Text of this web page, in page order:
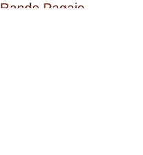
Rando Pagaie